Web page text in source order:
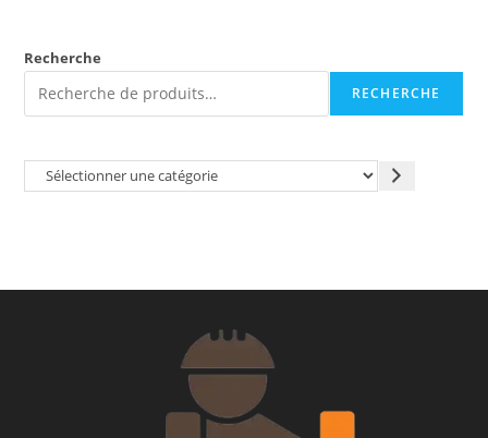
Recherche
RECHERCHE